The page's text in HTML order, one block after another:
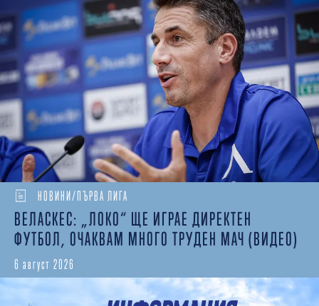
НОВИНИ/ПЪРВА ЛИГА
ВЕЛАСКЕС: „ЛОКО“ ЩЕ ИГРАЕ ДИРЕКТЕН
ФУТБОЛ, ОЧАКВАМ МНОГО ТРУДЕН МАЧ (ВИДЕО)
6 август 2026